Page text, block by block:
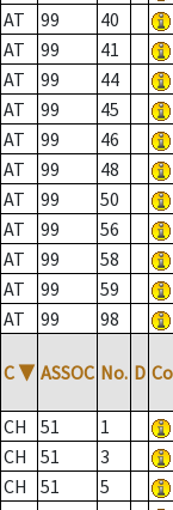
AT
99 40
AT
99 41
AT
99 44
AT
99 45
AT
99 46
AT
99 48
AT
99 50
AT
99 56
AT
99 58
AT
99 59
AT
99 98
C ▼ ASSOC No. D
CH 51 1
CH
51 3
CH
51 5